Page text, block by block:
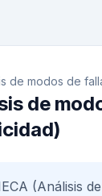
de modos de
de
(Análisis